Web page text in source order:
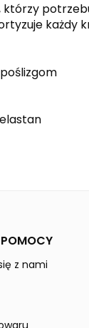
elastan
z nami